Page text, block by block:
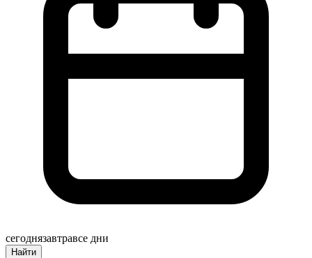
сегоднязавтравсе дни
Найти